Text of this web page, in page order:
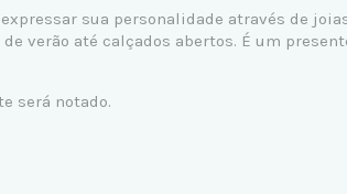
sua personalidade através de
verão até calçados abertos. É um
será notado.